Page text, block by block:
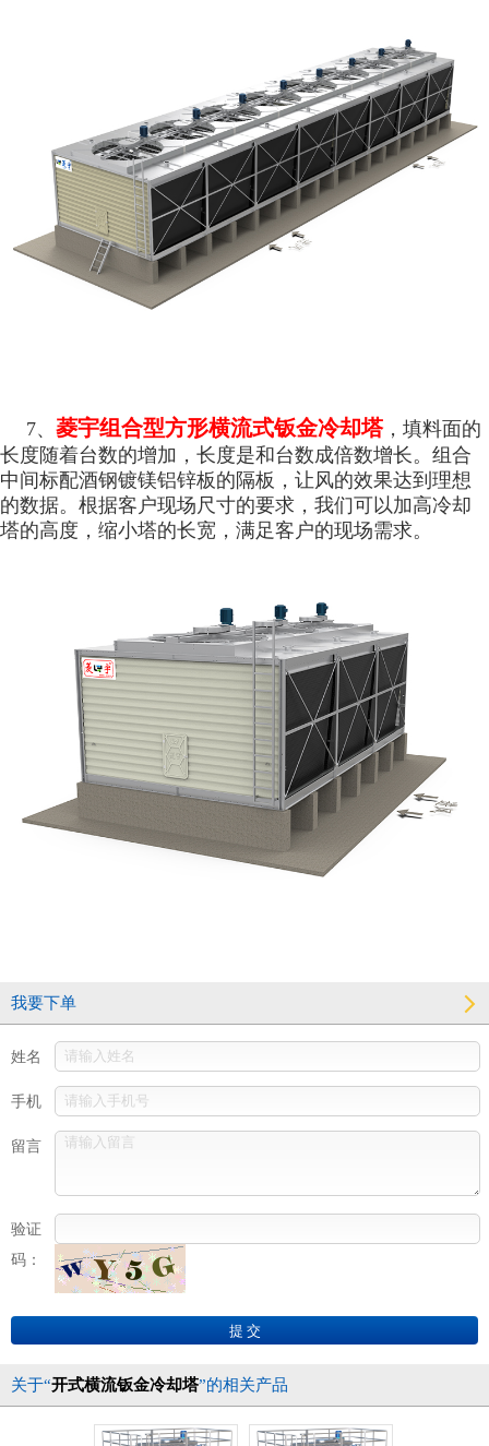
7、 菱宇组合型方形横流式钣金冷却塔，填料面的
长度随着台数的增加，长度是和台数成倍数增长。组合
中间标配酒钢镀镁铝锌板的隔板，让风的效果达到理想
的数据。根据客户现场尺寸的要求，我们可以加高冷却
塔的高度，缩小塔的长宽，满足客户的现场需求。
我要下单
姓名
手机
留言
验证
码：
关于“开式横流钣金冷却塔”的相关产品